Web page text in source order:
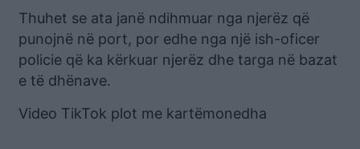
Thuhet se ata janë ndihmuar nga njerëz që
punojnë në port, por edhe nga një ish-oficer
policie që ka kërkuar njerëz dhe targa në bazat
e të dhënave.
Video TikTok plot me kartëmonedha